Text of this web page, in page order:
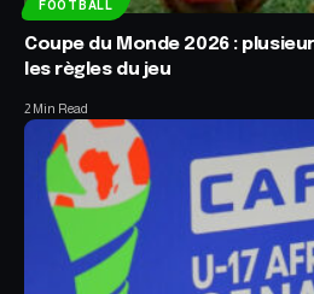
FOOTBALL
Coupe du Monde 2026 :
les règles du jeu
2 Min Read